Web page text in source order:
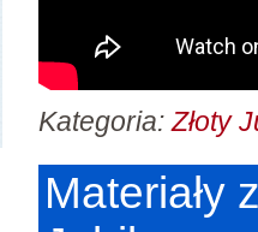
Kategoria:Złoty
Materiały